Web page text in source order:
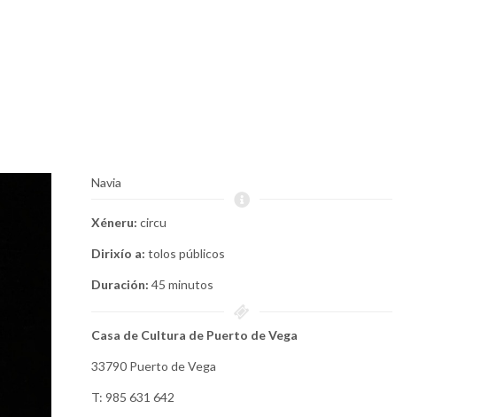
Navia
Xéneru: circu
Dirixío a: tolos públicos
Duración: 45 minutos
Casa de Cultura de Puerto de Vega
33790 Puerto de Vega
T: 985 631 642